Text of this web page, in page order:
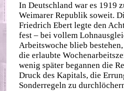
In Deutschland war es 1919
Weimarer Republik soweit.
Friedrich Ebert legte den
fest – bei vollem
Arbeitswoche blieb
die erlaubte
wenig später begannen die
Druck des Kapitals, die
Sonderregeln zu